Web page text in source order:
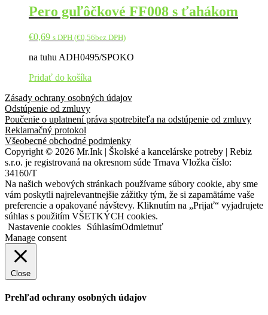
Pero guľôčkové FF008 s ťahákom
€0,69 s DPH (€0,56bez DPH)
na tuhu ADH0495/SPOKO
Pridať do košíka
Zásady ochrany osobných údajov
Odstúpenie od zmluvy
Poučenie o uplatnení práva spotrebiteľa na odstúpenie od zmluvy
Reklamačný protokol
Všeobecné obchodné podmienky
Copyright © 2026 Mr.Ink | Školské a kancelárske potreby | Rebiz
s.r.o. je registrovaná na okresnom súde Trnava Vložka číslo:
34160/T
Na našich webových stránkach používame súbory cookie, aby sme
vám poskytli najrelevantnejšie zážitky tým, že si zapamätáme vaše
preferencie a opakované návštevy. Kliknutím na „Prijať“ vyjadrujete
súhlas s použitím VŠETKÝCH cookies.
Nastavenie cookies
SúhlasímOdmietnuť
Manage consent
Close
Prehľad ochrany osobných údajov